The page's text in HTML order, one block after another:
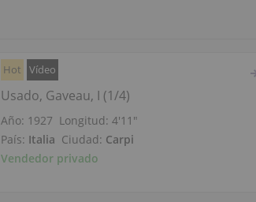
Hot Vídeo
Usado, Gaveau, I (1/4)
Año: 1927 Longitud:4′11″
País: Italia Ciudad: Carpi
Vendedor privado